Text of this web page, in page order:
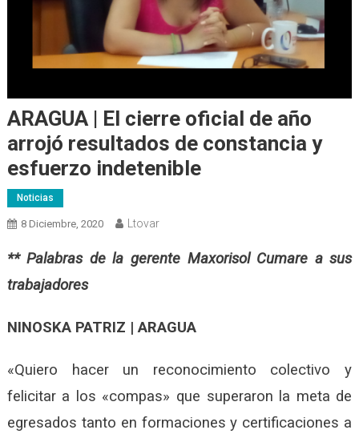
ARAGUA | El cierre oficial de año
arrojó resultados de constancia y
esfuerzo indetenible
Noticias
8 Diciembre, 2020 Ltovar
** Palabras de la gerente Maxorisol Cumare a sus
trabajadores
NINOSKA PATRIZ | ARAGUA
«Quiero hacer un reconocimiento colectivo y
felicitar a los «compas» que superaron la meta de
egresados tanto en formaciones y certificaciones a